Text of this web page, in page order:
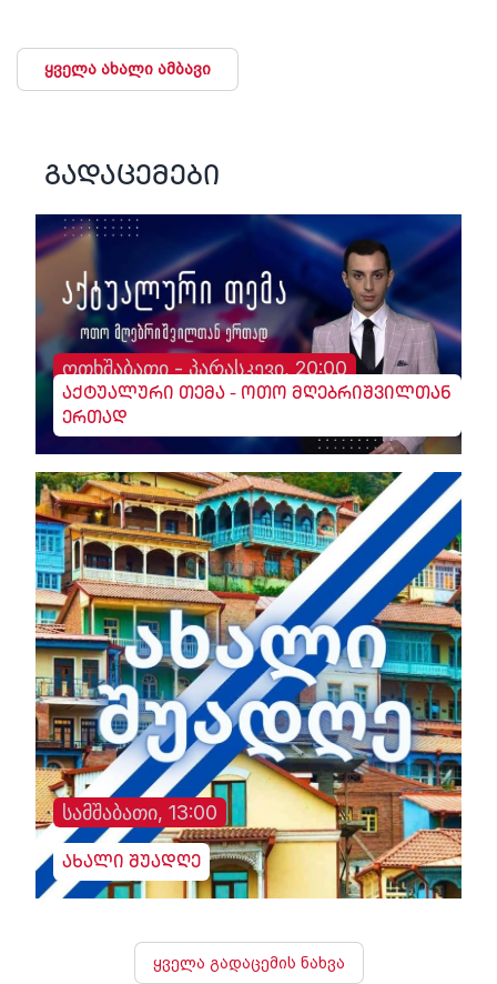
ყველა ახალი ამბავი
გადაცემები
ოთხშაბათი - პარასკევი, 20:00
აქტუალური თემა - ოთო მღებრიშვილთან
ერთად
სამშაბათი, 13:00
ახალი შუადღე
ყველა გადაცემის ნახვა